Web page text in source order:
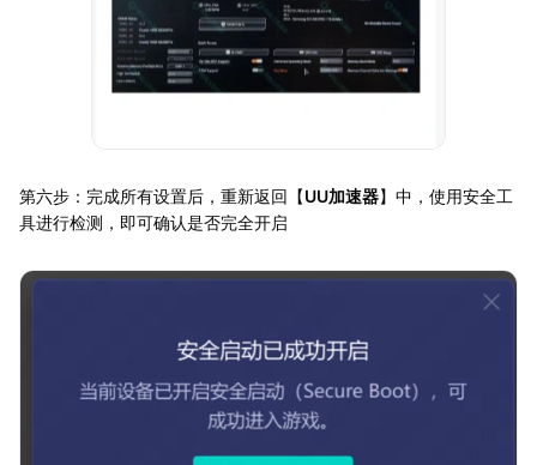
第六步：完成所有设置后，重新返回【UU加速器】中，使用安全工
具进行检测，即可确认是否完全开启